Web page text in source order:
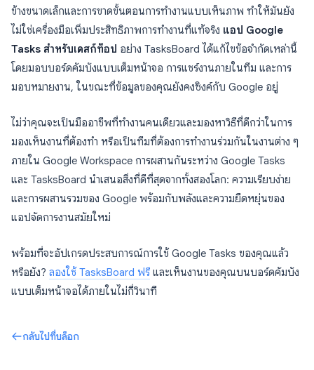
ข้างขนาดเล็กและการขาดขั้นตอนการทำงานแบบเห็นภาพ ทำให้มันยัง
ไม่ใช่เครื่องมือเพิ่มประสิทธิภาพการทำงานที่แท้จริง แอป Google
Tasks สำหรับเดสก์ท็อป อย่าง TasksBoard ได้แก้ไขข้อจำกัดเหล่านี้
โดยมอบบอร์ดคัมบังแบบเต็มหน้าจอ การแชร์งานภายในทีม และการ
มอบหมายงาน, ในขณะที่ข้อมูลของคุณยังคงซิงค์กับ Google อยู่
ไม่ว่าคุณจะเป็นมืออาชีพที่ทำงานคนเดียวและมองหาวิธีที่ดีกว่าในการ
มองเห็นงานที่ต้องทำ หรือเป็นทีมที่ต้องการทำงานร่วมกันในงานต่าง ๆ
ภายใน Google Workspace การผสานกันระหว่าง Google Tasks
และ TasksBoard นำเสนอสิ่งที่ดีที่สุดจากทั้งสองโลก: ความเรียบง่าย
และการผสานรวมของ Google พร้อมกับพลังและความยืดหยุ่นของ
แอปจัดการงานสมัยใหม่
พร้อมที่จะอัปเกรดประสบการณ์การใช้ Google Tasks ของคุณแล้ว
หรือยัง? ลองใช้ TasksBoard ฟรี และเห็นงานของคุณบนบอร์ดคัมบัง
แบบเต็มหน้าจอได้ภายในไม่กี่วินาที
กลับไปที่บล็อก